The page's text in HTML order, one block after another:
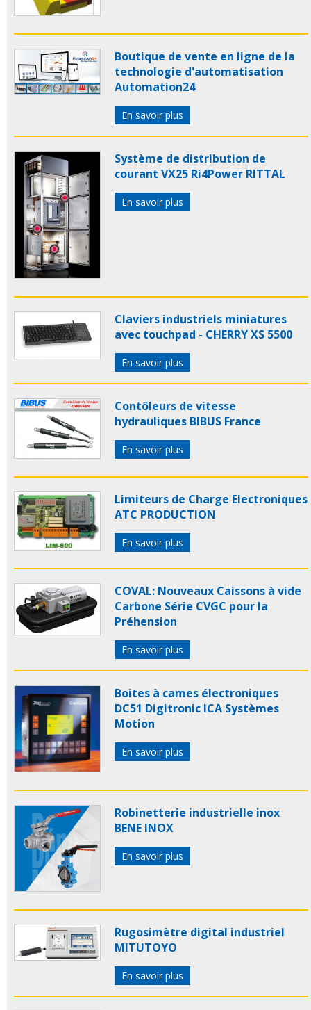
Boutique de vente en ligne de la
technologie d'automatisation
Automation24
En savoir plus
Système de distribution de
courant VX25 Ri4Power RITTAL
En savoir plus
Claviers industriels miniatures
avec touchpad - CHERRY XS 5500
En savoir plus
Contôleurs de vitesse
hydrauliques BIBUS France
En savoir plus
Limiteurs de Charge Electroniques
ATC PRODUCTION
En savoir plus
COVAL: Nouveaux Caissons à vide
Carbone Série CVGC pour la
Préhension
En savoir plus
Boites à cames électroniques
DC51 Digitronic ICA Systèmes
Motion
En savoir plus
Robinetterie industrielle inox
BENE INOX
En savoir plus
Rugosimètre digital industriel
MITUTOYO
En savoir plus